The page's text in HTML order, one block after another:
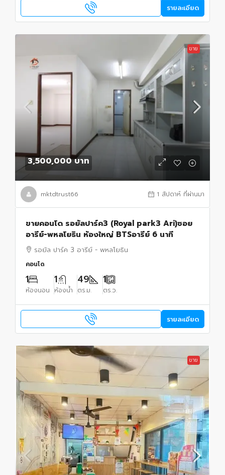
รายละเอียด
ขาย
3,500,000 บาท
mktdtrust66 1 สัปดาห์ ที่ผ่านมา
ขายคอนโด รอยัลปาร์ค3 (Royal park3 Ari)ซอย
อารีย์-พหลโยธิน ห้องใหญ่ BTSอารีย์ 6 นาที
รอยัล ปาร์ค 3 อารีย์ - พหลโยธิน
คอนโด
1
ห้องนอน
1
ห้องน้ำ
49
ตร.ม.
1
ตร.ว.
รายละเอียด
ขาย